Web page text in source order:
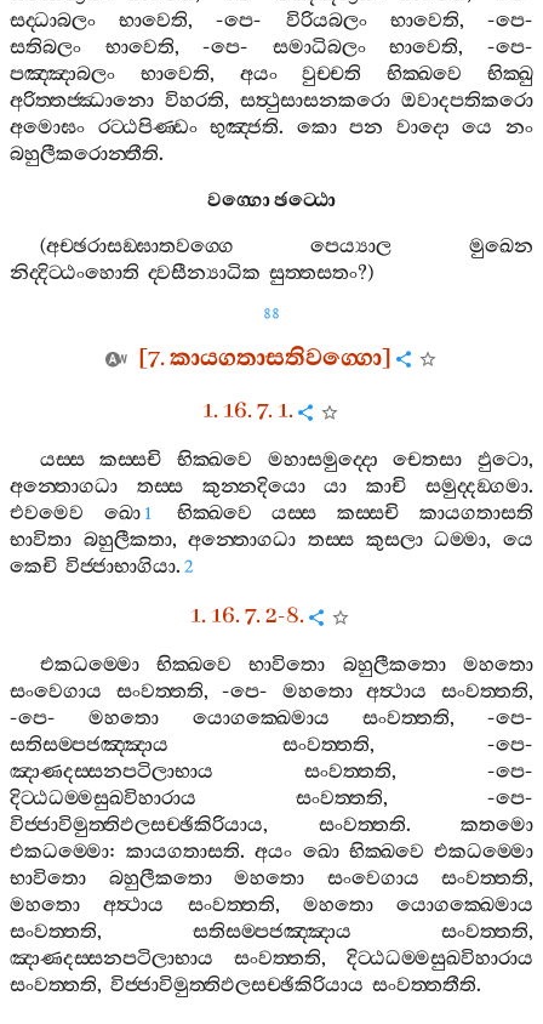
සද‍්ධාබලං
භාවෙති, -පෙ- විරියබලං භාවෙති, -පෙ-
සතිබලං
භාවෙති, -පෙ- සමාධිබලං භාවෙති, -පෙ-
පඤ‍්ඤාබලං
භාවෙති, අයං වුච‍්චති භික‍්ඛවෙ
භික‍්ඛු
අරිත‍්තජ‍්ඣානො විහරති, සත්‍ථුසාසනකරො ඔවාදපතිකරො
අමොඝං රට‍්ඨපිණ‍්ඩං භුඤ‍්ජති. කො පන වාදො යෙ
නං
බහුලීකරොන‍්තීති.
වග‍්ගොඡට‍්ඨො
(අච‍්ඡරාසඞ‍්ඝාතවග‍්ගෙ පෙය්‍යාල
මුඛෙන
නිද‍්දිට‍්ඨංහොති ද‍්වසීන්‍යාධික සුත‍්තසතං?)
88
[7.කායගතාසතිවග‍්ගො]
1. 16. 7. 1.
යස‍්ස කස‍්සචි භික‍්ඛවෙ මහාසමුද‍්දො චෙතසා ඵුටො,
අන‍්තොගධා
තස‍්ස කුන‍්නදියො යා කාචි සමුද‍්දඞ‍්ගමා.
එවමෙව
ඛො 1 භික‍්ඛවෙ යස‍්ස කස‍්සචි
කායගතාසති
භාවිතා බහුලීකතා,අන‍්තොගධා තස‍්ස කුසලා ධම‍්මා,යෙ
කෙචි විජ‍්ජාභාගියා. 2
1. 16. 7. 2-8.
එකධම‍්මො භික‍්ඛවෙ භාවිතො බහුලීකතො
මහතො
සංවෙගාය
සංවත‍්තති, -පෙ- මහතො අත්‍ථාය සංවත‍්තති,
-පෙ-මහතො යොගක‍්ඛෙමාය සංවත‍්තති, -පෙ-
සතිසම‍්පජඤ‍්ඤාය
සංවත‍්තති, -පෙ-
ඤාණදස‍්සනපටිලාභාය
සංවත‍්තති, -පෙ-
දිට‍්ඨධම‍්මසුඛවිහාරාය
සංවත‍්තති, -පෙ-
විජ‍්ජාවිමුත‍්තිඵලසච‍්ඡිකිරියාය, සංවත‍්තති. කතමො
එකධම‍්මො:කායගතාසති.අයං ඛො භික‍්ඛවෙ එකධම‍්මො
භාවිතො
බහුලීකතො මහතො සංවෙගාය සංවත‍්තති,
මහතො
අත්‍ථාය සංවත‍්තති, මහතො
යොගක‍්ඛෙමාය
සංවත‍්තති, සතිසම‍්පජඤ‍්ඤාය සංවත‍්තති,
ඤාණදස‍්සනපටිලාභාය
සංවත‍්තති, දිට‍්ඨධම‍්මසුඛවිහාරාය
සංවත‍්තති, විජ‍්ජාවිමුත‍්තිඵලසච‍්ඡිකිරියාය සංවත‍්තතීති.